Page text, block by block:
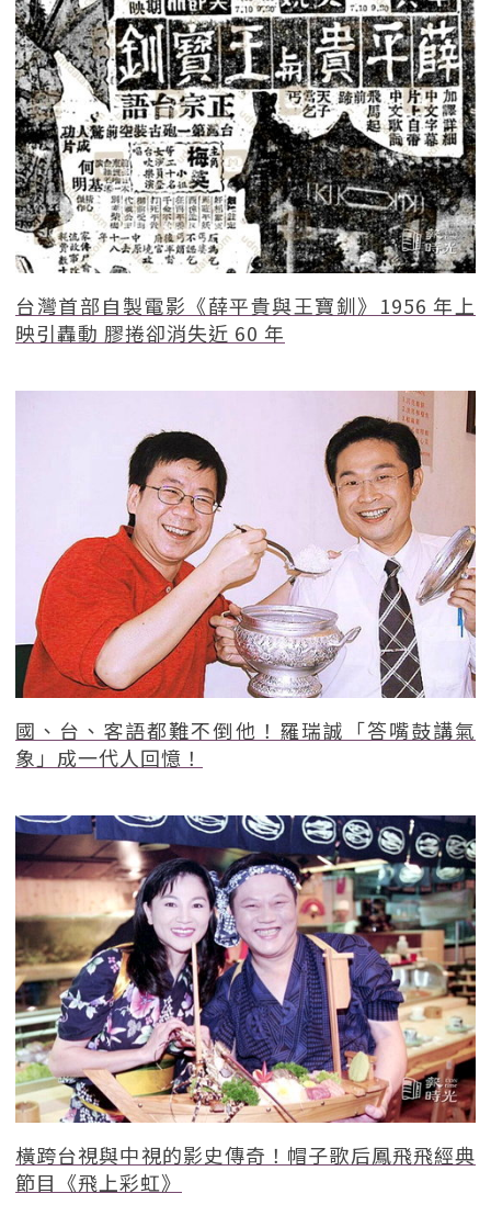
台灣首部自製電影《薛平貴與王寶釧》1956 年上
映引轟動 膠捲卻消失近 60 年
國、台、客語都難不倒他！羅瑞誠「答嘴鼓講氣
象」成一代人回憶！
橫跨台視與中視的影史傳奇！帽子歌后鳳飛飛經典
節目《飛上彩虹》